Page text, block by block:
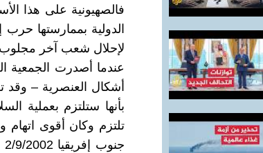
فالصهيونية على هذا
الدولية بممارستها
عندما أصدرت الجمعية
بأنها ستلتزم بعملية
تلتزم وكان أقوى اتهام